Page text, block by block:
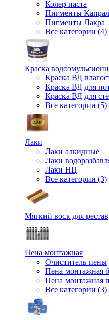
Колер паста
Пигменты Капрал
Пигменты Лакра
Все категории (4)
Краска
Краска ВД
Краска ВД для
Краска ВД для
Все категории (5)
Лаки
Лаки алкидные
Лаки
Лаки НЦ
Все категории (3)
Мягкий воск для
Пена монтажная
Очиститель пены
Пена монтажная
Пена монтажная
Все категории (3)